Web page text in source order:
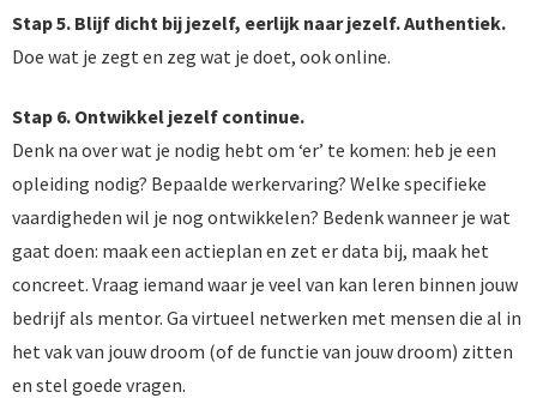
Stap 5. Blijf dicht bij jezelf, eerlijk naar jezelf. Authentiek.
Doe wat je zegt en zeg wat je doet, ook online.
Stap 6. Ontwikkel jezelf continue.
Denk na over wat je nodig hebt om ‘er’ te komen: heb je een
opleiding nodig? Bepaalde werkervaring? Welke specifieke
vaardigheden wil je nog ontwikkelen? Bedenk wanneer je wat
gaat doen: maak een actieplan en zet er data bij, maak het
concreet. Vraag iemand waar je veel van kan leren binnen jouw
bedrijf als mentor. Ga virtueel netwerken met mensen die al in
het vak van jouw droom (of de functie van jouw droom) zitten
en stel goede vragen.